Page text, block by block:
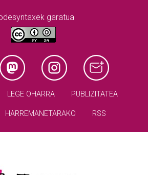
garatua
LEGE OHARRA PUBLIZITATEA
HARREMANETARAKO RSS